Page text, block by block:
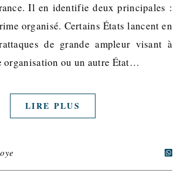
Il en identifie deux principales :
organisé. Certains États lancent en
de grande ampleur visant à
organisation ou un autre État…
LIRE PLUS